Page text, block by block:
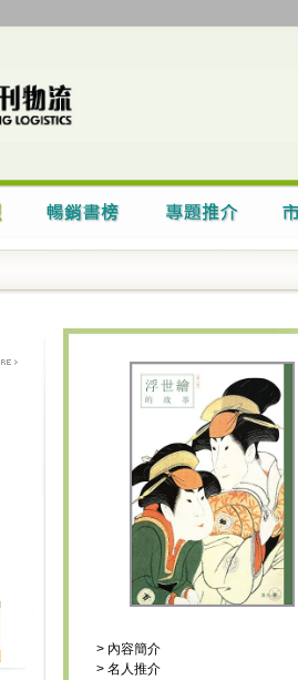
> 內容簡介
> 名人推介